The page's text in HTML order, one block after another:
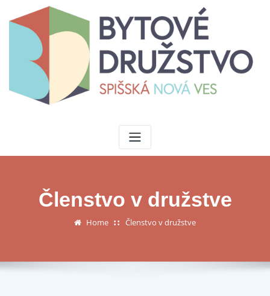
Členstvo v družstve
Home Členstvo v družstve